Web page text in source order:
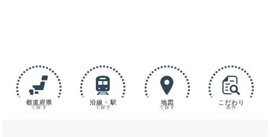
都道府県
で探す
沿線・駅
で探す
地図
で探す
こだわり
条件